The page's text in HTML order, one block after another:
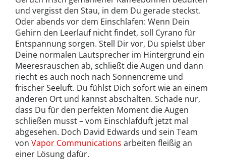
und vergisst den Stau, in dem Du gerade steckst.
Oder abends vor dem Einschlafen: Wenn Dein
Gehirn den Leerlauf nicht findet, soll Cyrano für
Entspannung sorgen. Stell Dir vor, Du spielst über
Deine normalen Lautsprecher im Hintergrund ein
Meeresrauschen ab, schließt die Augen und dann
riecht es auch noch nach Sonnencreme und
frischer Seeluft. Du fühlst Dich sofort wie an einem
anderen Ort und kannst abschalten. Schade nur,
dass Du für den perfekten Moment die Augen
schließen musst – vom Einschlafduft jetzt mal
abgesehen. Doch David Edwards und sein Team
von Vapor Communications arbeiten fleißig an
einer Lösung dafür.